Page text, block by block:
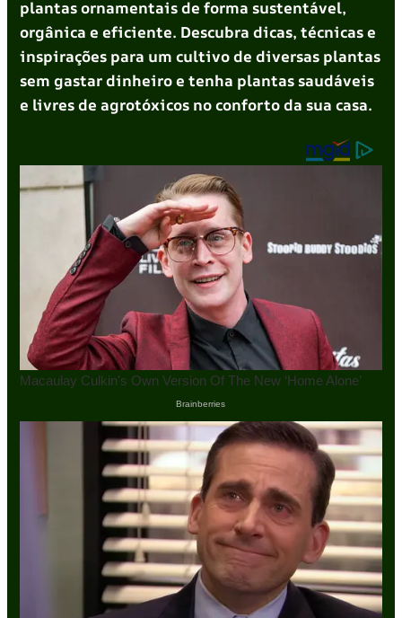
plantas ornamentais de forma sustentável,
orgânica e eficiente. Descubra dicas, técnicas e
inspirações para um cultivo de diversas plantas
sem gastar dinheiro e tenha plantas saudáveis
e livres de agrotóxicos no conforto da sua casa.